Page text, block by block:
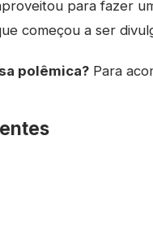
para fazer
começou a ser
polêmica? Para